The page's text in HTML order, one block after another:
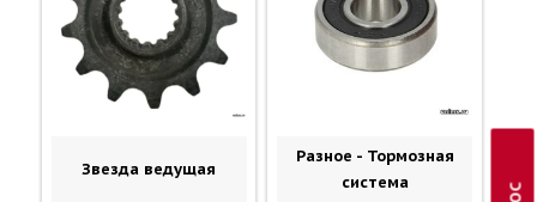
Звезда ведущая
Разное - Тормозная
система